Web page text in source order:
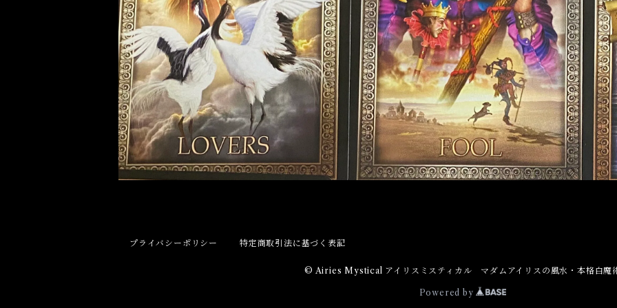
申 Monkey
酉 Rooster
戌 Dog
亥 Pig
健康
スピリチュアル
幸運
人生
願望実現
プライバシーポリシー 特定商取引法に基づく表記
© Airies Mystical アイリスミスティカル マダムアイリスの風水・本格白魔
Powered by